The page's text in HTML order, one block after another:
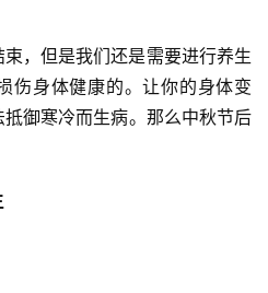
，但是我们还是需要进行养生
伤身体健康的。让你的身体变
御寒冷而生病。那么中秋节后